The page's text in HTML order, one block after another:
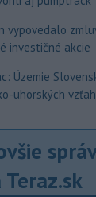
vypovedalo
investičné akcie
Územie
uhorských
Teraz.sk